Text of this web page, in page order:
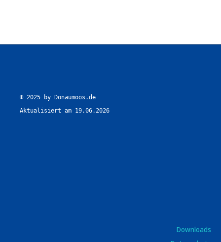
© 2025 by Donaumoos.de
Aktualisiert am 19.06.2026
Downloads